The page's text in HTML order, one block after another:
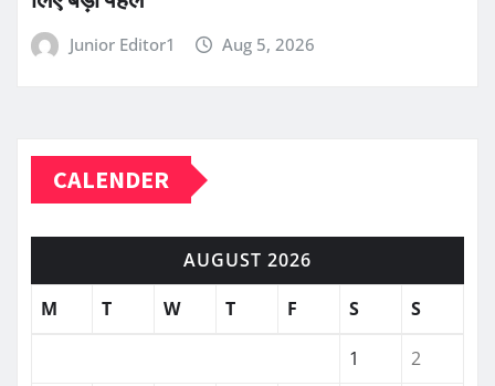
Junior Editor1 Aug 5, 2026
CALENDER
AUGUST 2026
M
T W T F S S
1
2